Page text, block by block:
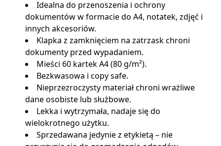
Idealna do przenoszenia i ochrony
dokumentów w formacie do A4, notatek, zdjęć i
innych akcesoriów.
Klapka z zamknięciem na zatrzask chroni
dokumenty przed wypadaniem.
Mieści 60 kartek A4 (80 g/m²).
Bezkwasowa i copy safe.
Nieprzezroczysty materiał chroni wrażliwe
dane osobiste lub służbowe.
Lekka i wytrzymała, nadaje się do
wielokrotnego użytku.
Sprzedawana jedynie z etykietą – nie